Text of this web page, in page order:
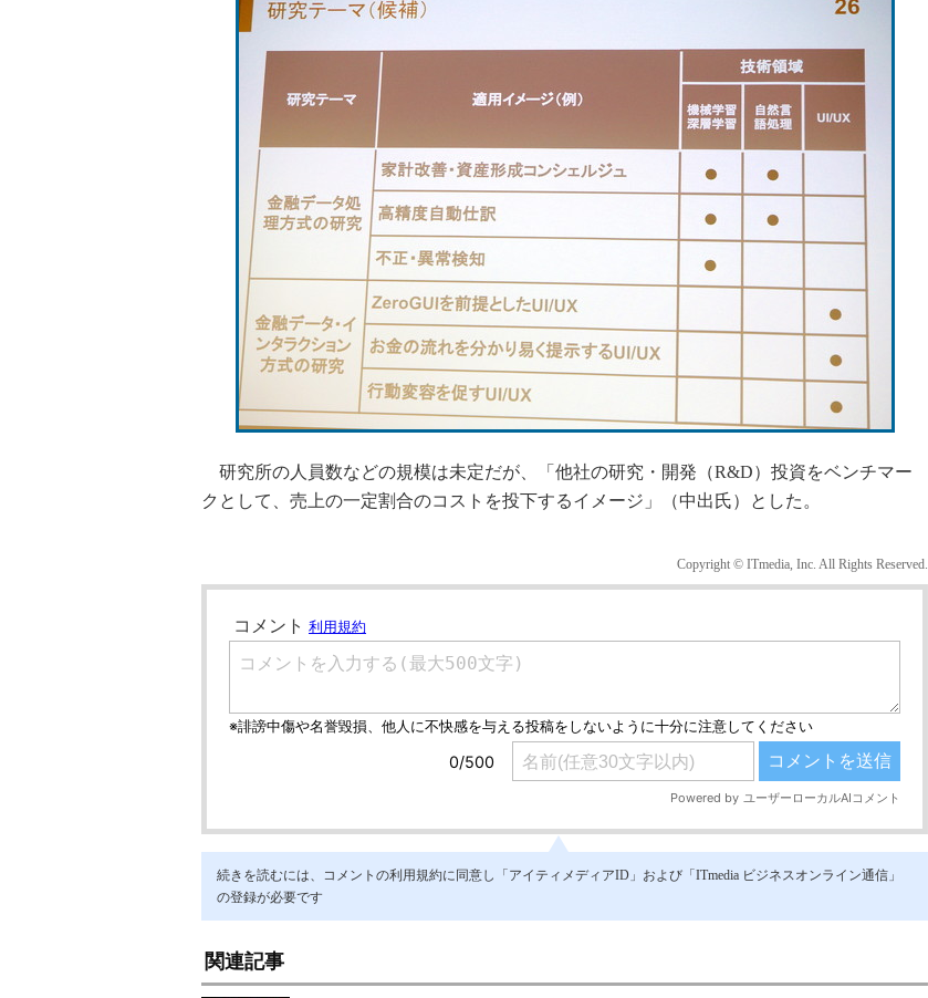
研究所の人員数などの規模は未定だが、「他社の研究・開発（R&D）投資をベンチマー
クとして、売上の一定割合のコストを投下するイメージ」（中出氏）とした。
Copyright © ITmedia, Inc. All Rights Reserved.
続きを読むには、コメントの利用規約に同意し「アイティメディアID」および「ITmedia ビジネスオンライン通信」
の登録が必要です
関連記事